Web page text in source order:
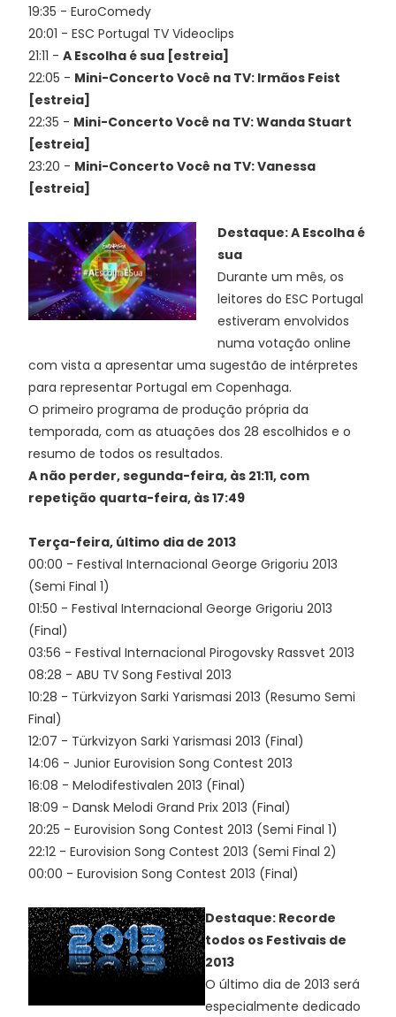
19:35 - EuroComedy
20:01 - ESC Portugal TV Videoclips
21:11 - A Escolha é sua [estreia]
22:05 - Mini-Concerto Você na TV: Irmãos Feist
[estreia]
22:35 - Mini-Concerto Você na TV: Wanda Stuart
[estreia]
23:20 - Mini-Concerto Você na TV: Vanessa
[estreia]
Destaque: A Escolha é
sua
Durante um mês, os
leitores do ESC Portugal
estiveram envolvidos
numa votação online
com vista a apresentar uma sugestão de intérpretes
para representar Portugal em Copenhaga.
O primeiro programa de produção própria da
temporada, com as atuações dos 28 escolhidos e o
resumo de todos os resultados.
A não perder, segunda-feira, às 21:11, com
repetição quarta-feira, às 17:49
Terça-feira, último dia de 2013
00:00 - Festival Internacional George Grigoriu 2013
(Semi Final 1)
01:50 - Festival Internacional George Grigoriu 2013
(Final)
03:56 - Festival Internacional Pirogovsky Rassvet 2013
08:28 - ABU TV Song Festival 2013
10:28 - Türkvizyon Sarki Yarismasi 2013 (Resumo Semi
Final)
12:07 - Türkvizyon Sarki Yarismasi 2013 (Final)
14:06 - Junior Eurovision Song Contest 2013
16:08 - Melodifestivalen 2013 (Final)
18:09 - Dansk Melodi Grand Prix 2013 (Final)
20:25 - Eurovision Song Contest 2013 (Semi Final 1)
22:12 - Eurovision Song Contest 2013 (Semi Final 2)
00:00 - Eurovision Song Contest 2013 (Final)
Destaque: Recorde
todos os Festivais de
2013
O último dia de 2013 será
especialmente dedicado